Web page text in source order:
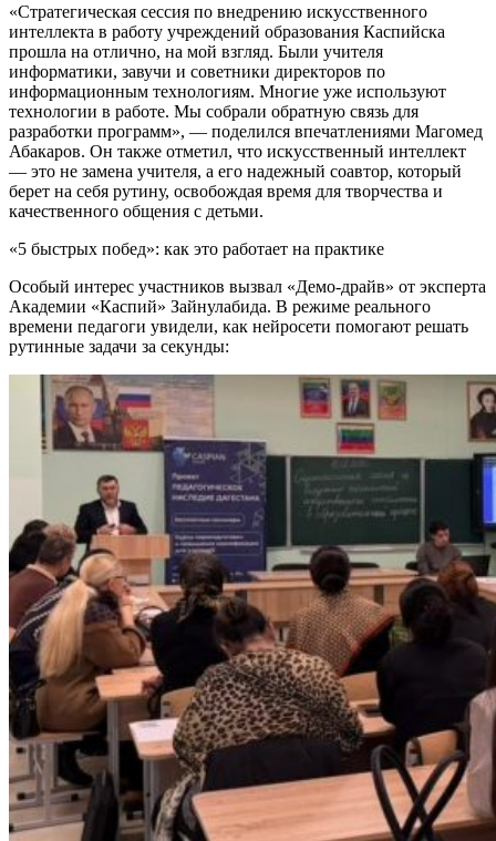
«Стратегическая сессия по внедрению искусственного
интеллекта в работу учреждений образования Каспийска
прошла на отлично, на мой взгляд. Были учителя
информатики, завучи и советники директоров по
информационным технологиям. Многие уже используют
технологии в работе. Мы собрали обратную связь для
разработки программ», — поделился впечатлениями Магомед
Абакаров. Он также отметил, что искусственный интеллект
— это не замена учителя, а его надежный соавтор, который
берет на себя рутину, освобождая время для творчества и
качественного общения с детьми.
«5 быстрых побед»: как это работает на практике
Особый интерес участников вызвал «Демо-драйв» от эксперта
Академии «Каспий» Зайнулабида. В режиме реального
времени педагоги увидели, как нейросети помогают решать
рутинные задачи за секунды: